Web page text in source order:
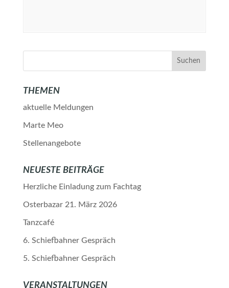
THEMEN
aktuelle Meldungen
Marte Meo
Stellenangebote
NEUESTE BEITRÄGE
Herzliche Einladung zum Fachtag
Osterbazar 21. März 2026
Tanzcafé
6. Schiefbahner Gespräch
5. Schiefbahner Gespräch
VERANSTALTUNGEN